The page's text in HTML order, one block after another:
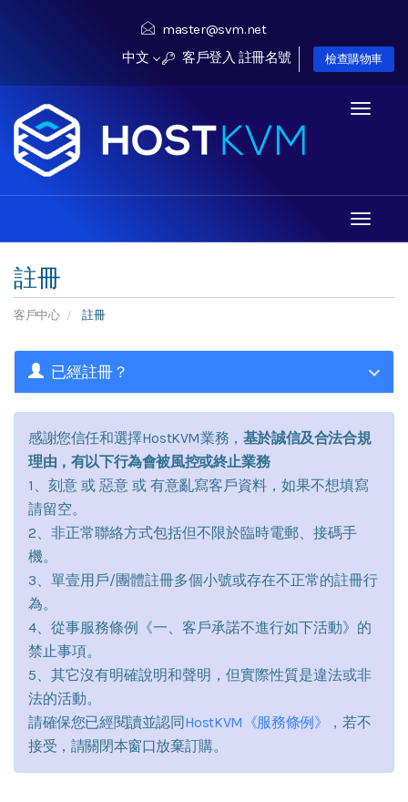
master@svm.net
中文
客戶登入 註冊名號 檢查購物車
Toggle
Toggle
註冊
客戶中心 註冊
已經註冊？
感謝您信任和選擇HostKVM業務， 基於誠信及合法合規
理由，有以下行為會被風控或終止業務
1、刻意 或 惡意 或 有意亂寫客戶資料，如果不想填寫
請留空。
2、非正常聯絡方式包括但不限於臨時電郵、接碼手
機。
3、單壹用戶/團體註冊多個小號或存在不正常的註冊行
為。
4、從事服務條例《一、客戶承諾不進行如下活動》的
禁止事項。
5、其它沒有明確說明和聲明，但實際性質是違法或非
法的活動。
請確保您已經閱讀並認同HostKVM《服務條例》
，若不
接受，請關閉本窗口放棄訂購。